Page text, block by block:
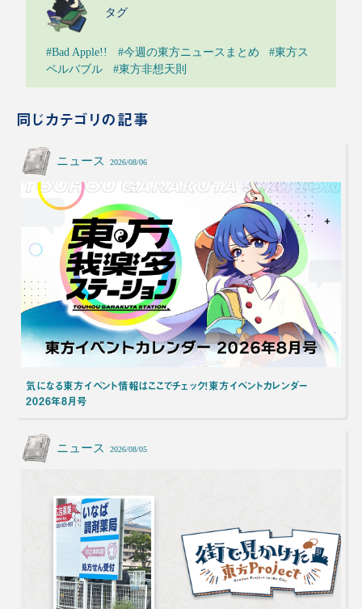
タグ
#Bad Apple!! #今週の東方ニュースまとめ
#東方ス
ペルバブル
#東方非想天則
同じカテゴリの記事
ニュース 2026/08/06
気になる東方イベント情報はここでチェック！東方イベントカレンダー
2026年8月号
ニュース 2026/08/05